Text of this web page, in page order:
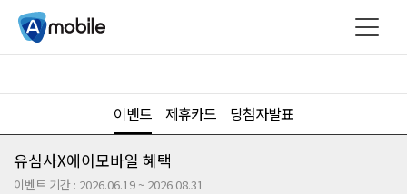
이벤트 제휴카드 당첨자발표
유심사X에이모바일 혜택
이벤트 기간 : 2026.06.19 ~ 2026.08.31